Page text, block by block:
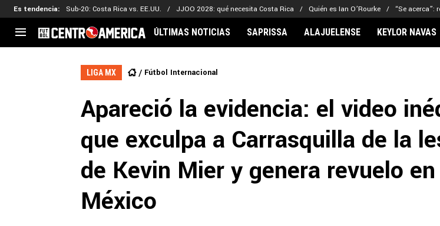
Es tendencia: Sub-20: Costa Rica vs. EE.UU. JJOO 2028: qué necesita Costa Rica Quién es Ian O’Rourke “Se acerca”:
CENTROAMÉRICA
El Salvador
CONCACAF
Liga de Naciones
Copa de Campeones
Copa Centroamericana
MLS
Kervin Arriaga
Nathaniel Méndez-Laing
Alajuelense
Olimpia
ÚLTIMAS NOTICIAS SAPRISSA ALAJUELENSE KEYLOR NAVAS
LIGA MX Fútbol Internacional
Apareció la evidencia: el video
que exculpa a Carrasquilla de la
de Kevin Mier y genera revuelo en
México